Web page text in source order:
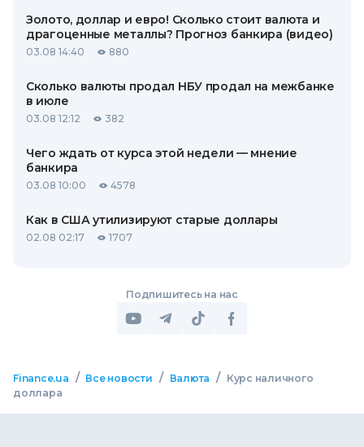
Золото, доллар и евро! Сколько стоит валюта и
драгоценные металлы? Прогноз банкира (видео)
03.08 14:40 880
Сколько валюты продал НБУ продал на межбанке
в июле
03.08 12:12 382
Чего ждать от курса этой недели — мнение
банкира
03.08 10:00 4578
Как в США утилизируют старые доллары
02.08 02:17 1707
Подпишитесь на нас
Finance.ua / Все новости / Валюта /
Курс наличного
доллара